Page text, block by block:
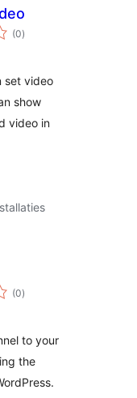
(0totaal
waarderingen
)
set video
show
video in
(0totaal
waarderingen
)
to your
the